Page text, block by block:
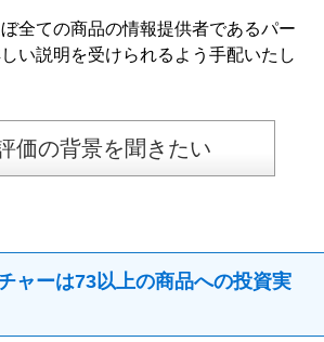
全ての商品の情報提供者であるパー
い説明を受けられるよう手配いたし
価の背景を聞きたい
ャーは73以上の商品への投資実